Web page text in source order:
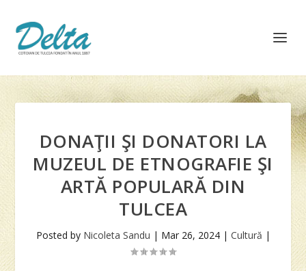
DONAŢII ŞI DONATORI LA
MUZEUL DE ETNOGRAFIE ŞI
ARTĂ POPULARĂ DIN
TULCEA
Posted by Nicoleta Sandu | Mar 26, 2024| Cultură |